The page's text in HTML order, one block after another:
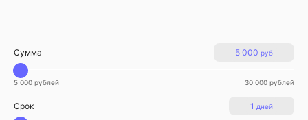
5 000 руб
Сумма
5 000 рублей 30 000 рублей
1 дней
Срок